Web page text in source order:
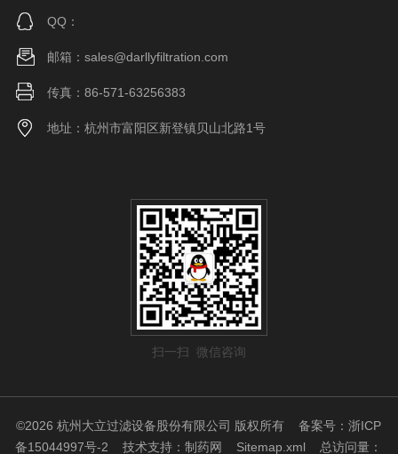
QQ：
邮箱：sales@darllyfiltration.com
传真：86-571-63256383
地址：杭州市富阳区新登镇贝山北路1号
扫一扫 微信咨询
©2026 杭州大立过滤设备股份有限公司 版权所有备案号：浙ICP
备15044997号-2 技术支持：制药网 Sitemap.xml 总访问量：